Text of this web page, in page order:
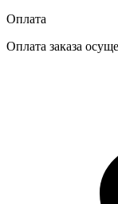
Оплата
Оплата заказа